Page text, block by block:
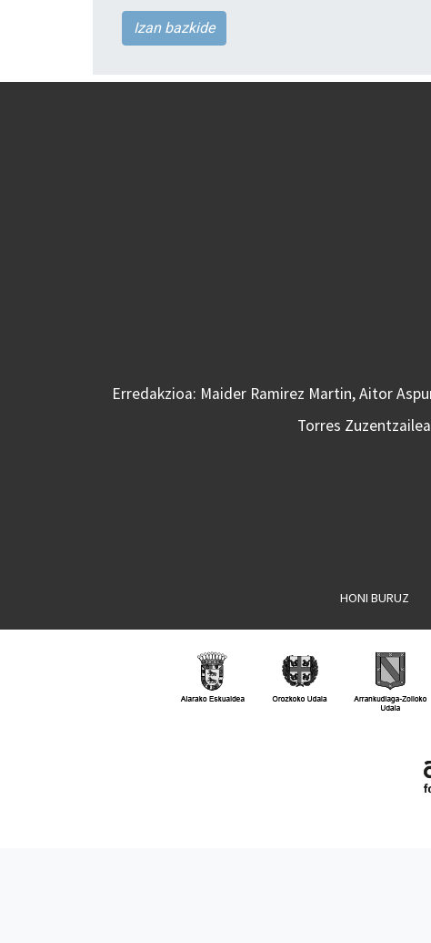
Izan bazkide
Erredakzioa: Maider Ramirez Martin, Aitor
Torres
HONI BURUZ